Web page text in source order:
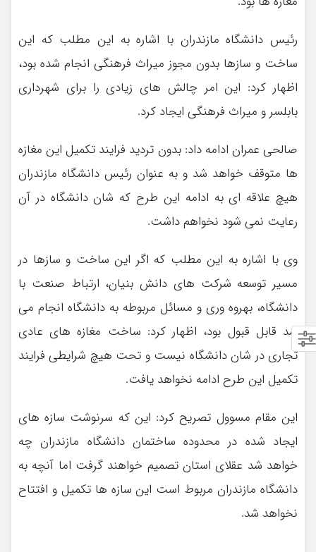
رئیس دانشگاه مازندران با اشاره به این مطلب که این
ساخت و سازها بدون مجوز میراث فرهنگی انجام شده بود،
اظهار کرد: این امر چالش های زیادی را برای شهرداری
بابلسر و میراث فرهنگی ایجاد کرد.
صالحی عمران ادامه داد: بدون تردید فرایند تکمیل این مغازه
ها متوقف خواهد شد و به عنوان رئیس دانشگاه مازندران
هیچ علاقه ای به ادامه این طرح که شان دانشگاه در آن
رعایت نمی شود نخواهم داشت.
وی با اشاره به این مطلب که اگر این ساخت و سازها در
مسیر توسعه شرکت های دانش بنیان، ارتباط صنعت با
دانشگاه، بهروه وری و مسائل مربوطه به دانشگاه انجام می
شد قابل قبول بود، اظهار کرد: ساخت مغازه های عادی
تجاری در شان دانشگاه نیست و تحت هیچ شرایطی فرایند
تکمیل این طرح ادامه نخواهد یافت.
این مقام مسوول تصریح کرد: این که سرنوشت سازه های
ایجاد شده در محدوده ساختمان دانشگاه مازندران چه
خواهد شد عقلای استان تصمیم خواهند گرفت اما آنچه به
دانشگاه مازندران مربوط است این سازه ها تکمیل و افتتاح
نخواهد شد.